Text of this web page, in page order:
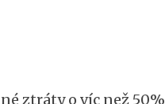
ztráty o víc než